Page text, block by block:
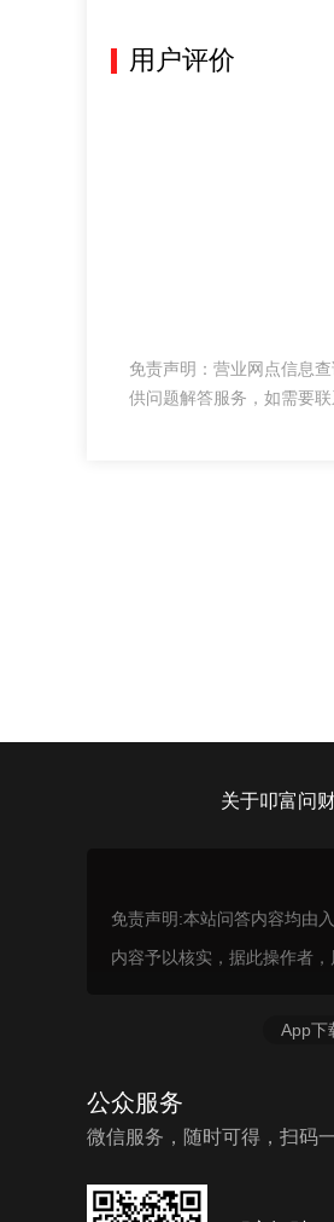
用户评价
免责声明：营业网点信息
供问题解答服务，如需要
关于叩富问
免责声明:本站问答内容均由
内容予以核实，据此操作者
App下
公众服务
微信服务，随时可得，扫码